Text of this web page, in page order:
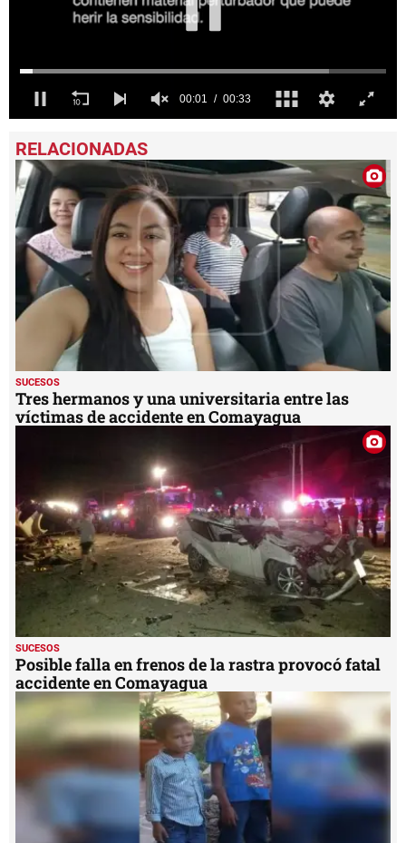
seconds
of
33
seconds
SUCESOS
Tres hermanos y una universitaria entre las
víctimas de accidente en Comayagua
SUCESOS
Posible falla en frenos de la rastra provocó fatal
accidente en Comayagua